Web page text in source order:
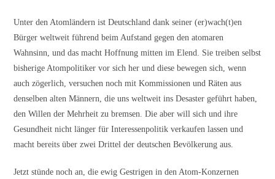
Unter den Atomländern ist Deutschland dank seiner (er)wach(t)en
Bürger weltweit führend beim Aufstand gegen den atomaren
Wahnsinn, und das macht Hoffnung mitten im Elend. Sie treiben selbst
bisherige Atompolitiker vor sich her und diese bewegen sich, wenn
auch zögerlich, versuchen noch mit Kommissionen und Räten aus
denselben alten Männern, die uns weltweit ins Desaster geführt haben,
den Willen der Mehrheit zu bremsen. Die aber will sich und ihre
Gesundheit nicht länger für Interessenpolitik verkaufen lassen und
macht bereits über zwei Drittel der deutschen Bevölkerung aus.
Jetzt stünde noch an, die ewig Gestrigen in den Atom-Konzernen